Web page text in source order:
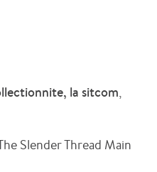
la sitcom,
Slender Thread Main